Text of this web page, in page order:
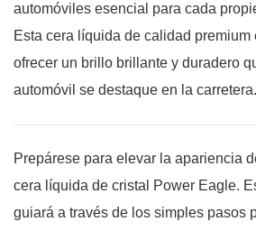
automóviles esencial para cada
Esta cera líquida de calidad premium
ofrecer un brillo brillante y duradero
automóvil se destaque en la carretera.
Prepárese para elevar la apariencia
cera líquida de cristal Power Eagle.
guiará a través de los simples pasos